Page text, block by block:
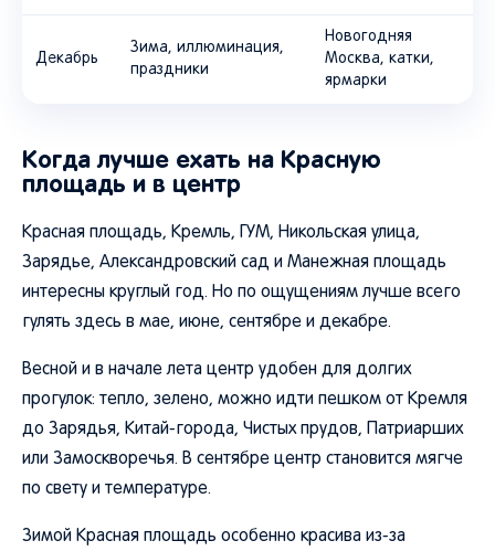
Декабрь
Зима, иллюминация,
праздники
Новогодняя
Москва, катки,
ярмарки
Когда лучше ехать на Красную
площадь и в центр
Красная площадь, Кремль, ГУМ, Никольская улица,
Зарядье, Александровский сад и Манежная площадь
интересны круглый год. Но по ощущениям лучше всего
гулять здесь в мае, июне, сентябре и декабре.
Весной и в начале лета центр удобен для долгих
прогулок: тепло, зелено, можно идти пешком от Кремля
до Зарядья, Китай-города, Чистых прудов, Патриарших
или Замоскворечья. В сентябре центр становится мягче
по свету и температуре.
Зимой Красная площадь особенно красива из-за